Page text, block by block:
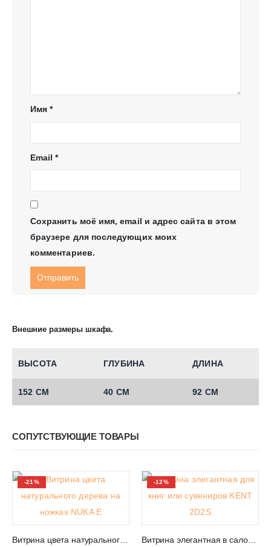
Имя*
Email*
Сохранить моё имя, email и адрес сайта в этом
браузере для последующих моих
комментариев.
Внешние размеры шкафа.
ВЫСОТА ГЛУБИНА ДЛИНА
152 СМ 40 СМ 92 СМ
СОПУТСТВУЮЩИЕ ТОВАРЫ
-21%
Витрина цвета натурального дерева на ножках NUKA E
-12%
Витрина элегантная в салон для сувениров KENT 2D2S